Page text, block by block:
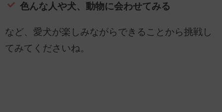
色んな人や犬、動物に会わせてみる
など、愛犬が楽しみながらできることから挑戦し
てみてくださいね。